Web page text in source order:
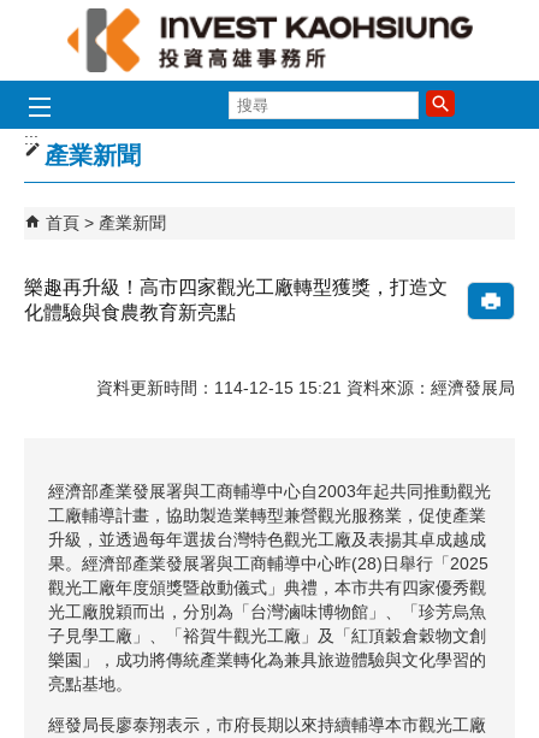
跳到主要內容區塊
尋
:::
產業新聞
首頁 產業新聞
樂趣再升級！高市四家觀光工廠轉型獲獎，打造文
化體驗與食農教育新亮點
資料更新時間：114-12-15 15:21 資料來源：經濟發展局
經濟部產業發展署與工商輔導中心自2003年起共同推動觀光
工廠輔導計畫，協助製造業轉型兼營觀光服務業，促使產業
升級，並透過每年選拔台灣特色觀光工廠及表揚其卓成越成
果。經濟部產業發展署與工商輔導中心昨(28)日舉行「2025
觀光工廠年度頒獎暨啟動儀式」典禮，本市共有四家優秀觀
光工廠脫穎而出，分別為「台灣滷味博物館」、「珍芳烏魚
子見學工廠」、「裕賀牛觀光工廠」及「紅頂穀倉穀物文創
樂園」，成功將傳統產業轉化為兼具旅遊體驗與文化學習的
亮點基地。
經發局長廖泰翔表示，市府長期以來持續輔導本市觀光工廠